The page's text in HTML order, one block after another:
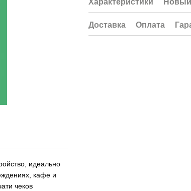
идеально
кафе и
чеков
Характеристики
Доставка Оплата